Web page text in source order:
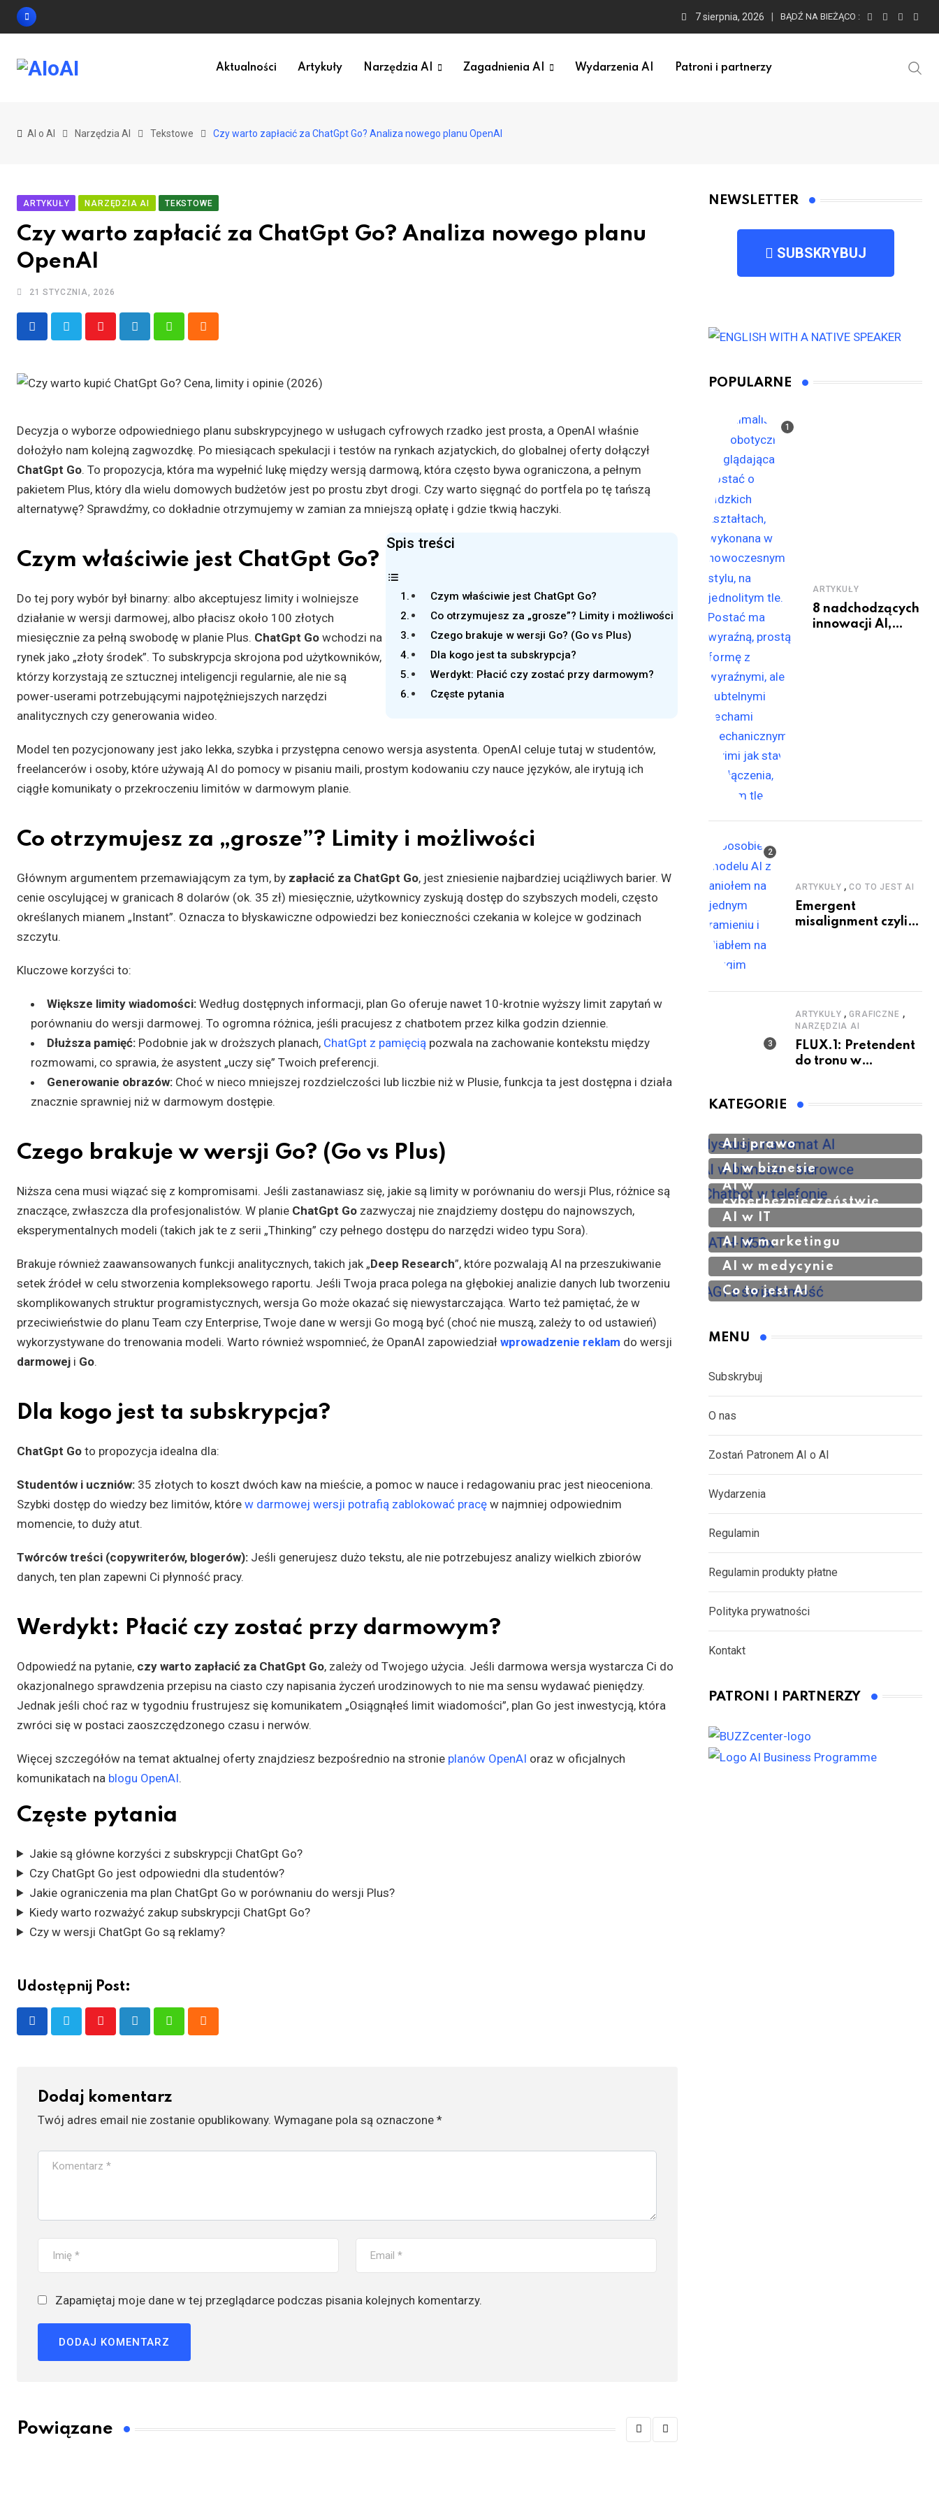
Skip
7 sierpnia, 2026 BĄDŹ NA BIEŻĄCO :
Aktualności Artykuły Narzędzia AI Zagadnienia AI Wydarzenia AI Patroni i partnerzy
AI o AI Narzędzia AI Tekstowe Czy warto zapłacić za ChatGpt Go? Analiza nowego planu OpenAI
ARTYKUŁY NARZĘDZIA AI TEKSTOWE
Czy warto zapłacić za ChatGpt Go? Analiza nowego planu
OpenAI
21 STYCZNIA, 2026
YoutubeLinkedInWhatsapp
Cloud
Decyzja o wyborze odpowiedniego planu subskrypcyjnego w usługach cyfrowych rzadko jest prosta, a OpenAI właśnie
dołożyło nam kolejną zagwozdkę. Po miesiącach spekulacji i testów na rynkach azjatyckich, do globalnej oferty dołączył
ChatGpt Go. To propozycja, która ma wypełnić lukę między wersją darmową, która często bywa ograniczona, a pełnym
pakietem Plus, który dla wielu domowych budżetów jest po prostu zbyt drogi. Czy warto sięgnąć do portfela po tę tańszą
alternatywę? Sprawdźmy, co dokładnie otrzymujemy w zamian za mniejszą opłatę i gdzie tkwią haczyki.
Spis treści
Czym właściwie jest ChatGpt Go?
Co otrzymujesz za „grosze”? Limity i możliwości
Czego brakuje w wersji Go? (Go vs Plus)
Dla kogo jest ta subskrypcja?
Werdykt: Płacić czy zostać przy darmowym?
Częste pytania
Czym właściwie jest ChatGpt Go?
Do tej pory wybór był binarny: albo akceptujesz limity i wolniejsze
działanie w wersji darmowej, albo płacisz około 100 złotych
miesięcznie za pełną swobodę w planie Plus. ChatGpt Go wchodzi na
rynek jako „złoty środek”. To subskrypcja skrojona pod użytkowników,
którzy korzystają ze sztucznej inteligencji regularnie, ale nie są
power-userami potrzebującymi najpotężniejszych narzędzi
analitycznych czy generowania wideo.
Model ten pozycjonowany jest jako lekka, szybka i przystępna cenowo wersja asystenta. OpenAI celuje tutaj w studentów,
freelancerów i osoby, które używają AI do pomocy w pisaniu maili, prostym kodowaniu czy nauce języków, ale irytują ich
ciągłe komunikaty o przekroczeniu limitów w darmowym planie.
Co otrzymujesz za „grosze”? Limity i możliwości
Głównym argumentem przemawiającym za tym, by zapłacić za ChatGpt Go, jest zniesienie najbardziej uciążliwych barier. W
cenie oscylującej w granicach 8 dolarów (ok. 35 zł) miesięcznie, użytkownicy zyskują dostęp do szybszych modeli, często
określanych mianem „Instant”. Oznacza to błyskawiczne odpowiedzi bez konieczności czekania w kolejce w godzinach
szczytu.
Kluczowe korzyści to:
Większe limity wiadomości: Według dostępnych informacji, plan Go oferuje nawet 10-krotnie wyższy limit zapytań w
porównaniu do wersji darmowej. To ogromna różnica, jeśli pracujesz z chatbotem przez kilka godzin dziennie.
Dłuższa pamięć: Podobnie jak w droższych planach, ChatGpt z pamięcią pozwala na zachowanie kontekstu między
rozmowami, co sprawia, że asystent „uczy się” Twoich preferencji.
Generowanie obrazów: Choć w nieco mniejszej rozdzielczości lub liczbie niż w Plusie, funkcja ta jest dostępna i działa
znacznie sprawniej niż w darmowym dostępie.
Czego brakuje w wersji Go? (Go vs Plus)
Niższa cena musi wiązać się z kompromisami. Jeśli zastanawiasz się, jakie są limity w porównaniu do wersji Plus, różnice są
znaczące, zwłaszcza dla profesjonalistów. W planie ChatGpt Go zazwyczaj nie znajdziemy dostępu do najnowszych,
eksperymentalnych modeli (takich jak te z serii „Thinking” czy pełnego dostępu do narzędzi wideo typu Sora).
Brakuje również zaawansowanych funkcji analitycznych, takich jak „Deep Research”, które pozwalają AI na przeszukiwanie
setek źródeł w celu stworzenia kompleksowego raportu. Jeśli Twoja praca polega na głębokiej analizie danych lub tworzeniu
skomplikowanych struktur programistycznych, wersja Go może okazać się niewystarczająca. Warto też pamiętać, że w
przeciwieństwie do planu Team czy Enterprise, Twoje dane w wersji Go mogą być (choć nie muszą, zależy to od ustawień)
wykorzystywane do trenowania modeli. Warto również wspomnieć, że OpanAI zapowiedział wprowadzenie reklam do wersji
darmowej i Go.
Dla kogo jest ta subskrypcja?
ChatGpt Go to propozycja idealna dla:
Studentów i uczniów: 35 złotych to koszt dwóch kaw na mieście, a pomoc w nauce i redagowaniu prac jest nieoceniona.
Szybki dostęp do wiedzy bez limitów, które w darmowej wersji potrafią zablokować pracę w najmniej odpowiednim
momencie, to duży atut.
Twórców treści (copywriterów, blogerów): Jeśli generujesz dużo tekstu, ale nie potrzebujesz analizy wielkich zbiorów
danych, ten plan zapewni Ci płynność pracy.
Werdykt: Płacić czy zostać przy darmowym?
Odpowiedź na pytanie, czy warto zapłacić za ChatGpt Go, zależy od Twojego użycia. Jeśli darmowa wersja wystarcza Ci do
okazjonalnego sprawdzenia przepisu na ciasto czy napisania życzeń urodzinowych to nie ma sensu wydawać pieniędzy.
Jednak jeśli choć raz w tygodniu frustrujesz się komunikatem „Osiągnąłeś limit wiadomości”, plan Go jest inwestycją, która
zwróci się w postaci zaoszczędzonego czasu i nerwów.
Więcej szczegółów na temat aktualnej oferty znajdziesz bezpośrednio na stronie planów OpenAI oraz w oficjalnych
komunikatach na blogu OpenAI.
Częste pytania
Jakie są główne korzyści z subskrypcji ChatGpt Go?
Czy ChatGpt Go jest odpowiedni dla studentów?
Jakie ograniczenia ma plan ChatGpt Go w porównaniu do wersji Plus?
Kiedy warto rozważyć zakup subskrypcji ChatGpt Go?
Czy w wersji ChatGpt Go są reklamy?
Udostępnij Post:
Youtube LinkedIn WhatsappCloud
Dodaj komentarz
Twój adres email nie zostanie opublikowany. Wymagane pola są oznaczone *
Zapamiętaj moje dane w tej przeglądarce podczas pisania kolejnych komentarzy.
Powiązane
NEWSLETTER
SUBSKRYBUJ
POPULARNE
ARTYKUŁY
8 nadchodzących
innowacji AI,
ARTYKUŁY ,CO TO JEST AI
Emergent
misalignment czyli
ARTYKUŁY ,GRAFICZNE ,
NARZĘDZIA AI
FLUX.1: Pretendent
do tronu w
KATEGORIE
AI i prawo
AI w biznesie
AI w
cyberbezpieczeństwie
AI w IT
AI w marketingu
AI w medycynie
Co to jest AI
MENU
Subskrybuj
O nas
Zostań Patronem AI o AI
Wydarzenia
Regulamin
Regulamin produkty płatne
Polityka prywatności
Kontakt
PATRONI I PARTNERZY